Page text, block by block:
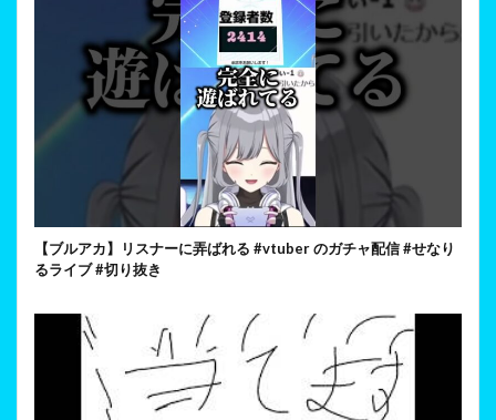
【ブルアカ】リスナーに弄ばれる #vtuber のガチャ配信 #せなり
るライブ #切り抜き